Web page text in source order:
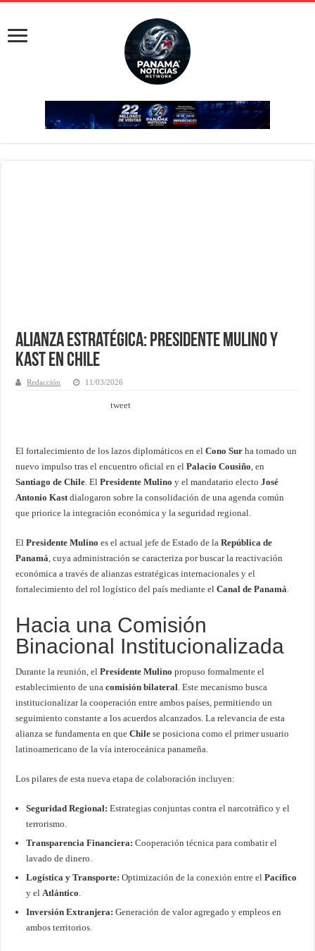
Alianza Estratégica: Presidente Mulino y
Kast en Chile
Redacción 11/03/2026
tweet
El fortalecimiento de los lazos diplomáticos en elCono Sur ha tomado un
nuevo impulso tras el encuentro oficial en elPalacio Cousiño, en
Santiago de Chile. ElPresidente Mulino y el mandatario electoJosé
Antonio Kastdialogaron sobre la consolidación de una agenda común
que priorice la integración económica y la seguridad regional.
ElPresidente Mulino es el actual jefe de Estado de laRepública de
Panamá, cuya administración se caracteriza por buscar la reactivación
económica a través de alianzas estratégicas internacionales y el
fortalecimiento del rol logístico del país mediante elCanal de Panamá.
Hacia una Comisión
Binacional Institucionalizada
Durante la reunión, elPresidente Mulino propuso formalmente el
establecimiento de unacomisión bilateral. Este mecanismo busca
institucionalizar la cooperación entre ambos países, permitiendo un
seguimiento constante a los acuerdos alcanzados. La relevancia de esta
alianza se fundamenta en queChile se posiciona como el primer usuario
latinoamericano de la vía interoceánica panameña.
Los pilares de esta nueva etapa de colaboración incluyen:
Seguridad Regional: Estrategias conjuntas contra el narcotráfico y el
terrorismo.
Transparencia Financiera: Cooperación técnica para combatir el
lavado de dinero.
Logística y Transporte: Optimización de la conexión entre elPacífico
y elAtlántico.
Inversión Extranjera: Generación de valor agregado y empleos en
ambos territorios.